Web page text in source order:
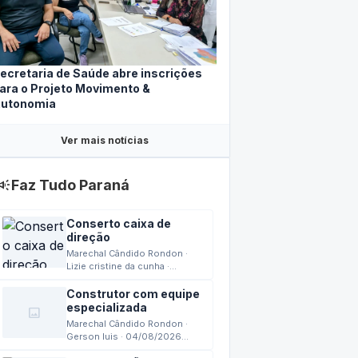
de Saúde abre inscrições
o Projeto Movimento &
Ver mais notícias
Faz Tudo Paraná
Conserto caixa de
direção
Marechal Cândido Rondon ·
Lizie cristine da cunha ·
image
Construtor com equipe
especializada
Marechal Cândido Rondon ·
Gerson luis · 04/08/2026